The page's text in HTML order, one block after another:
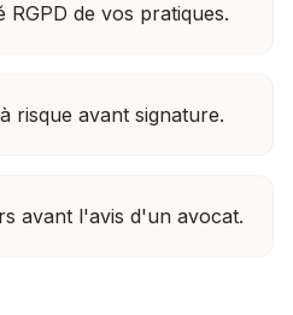
de vos pratiques.
risque avant signature.
avant l'avis d'un avocat.